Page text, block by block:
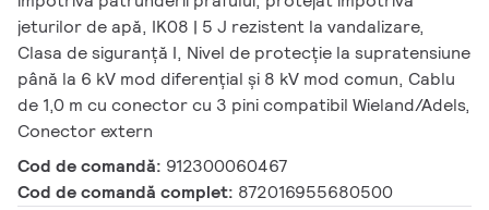
jeturilor de apă, IK08 | 5 J rezistent la vandalizare,
Clasa de siguranță I, Nivel de protecție la supratensiune
până la 6 kV mod diferențial și 8 kV mod comun, Cablu
de 1,0 m cu conector cu 3 pini compatibil Wieland/Adels,
Conector extern
Cod de comandă: 912300060467
Cod de comandă complet: 872016955680500